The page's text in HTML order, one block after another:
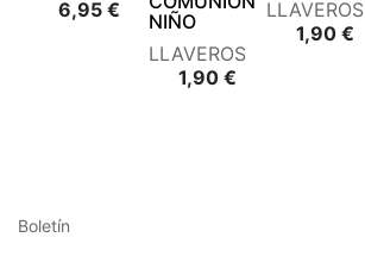
6,95 €Precio
NIÑO
LLAVEROS
1,90 €Precio
LLAVEROS
1,90 €
Boletín